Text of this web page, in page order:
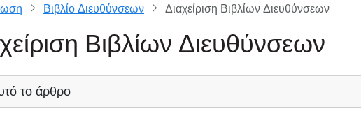
Βιβλίο Διευθύνσεων Διαχείριση Βιβλίων Διευθύνσεων
Βιβλίων Διευθύνσεων
το άρθρο